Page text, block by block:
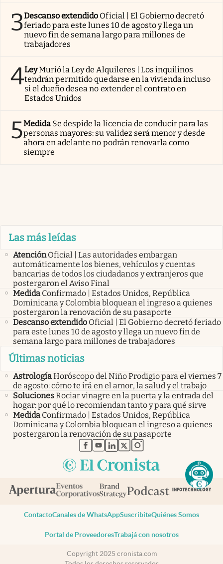
3Descanso extendido Oficial | El Gobierno decretó
feriado para este lunes 10 de agosto y llega un
nuevo fin de semana largo para millones de
trabajadores
4LeyMurió la Ley de Alquileres | Los inquilinos
tendrán permitido quedarse en la vivienda incluso
si el dueño desea no extender el contrato en
Estados Unidos
5Medida Se despide la licencia de conducir para las
personas mayores: su validez será menor y desde
ahora en adelante no podrán renovarla como
siempre
Las más leídas
Atención Oficial | Las autoridades embargan
automáticamente los bienes, vehículos y cuentas
bancarias de todos los ciudadanos y extranjeros que
postergaron el Aviso Final
Medida Confirmado | Estados Unidos, República
Dominicana y Colombia bloquean el ingreso a quienes
postergaron la renovación de su pasaporte
Descanso extendido Oficial | El Gobierno decretó feriado
para este lunes 10 de agosto y llega un nuevo fin de
semana largo para millones de trabajadores
Últimas noticias
AstrologíaHoróscopo del Niño Prodigio para el viernes 7
de agosto: cómo te irá en el amor, la salud y el trabajo
SolucionesRociar vinagre en la puerta y la entrada del
hogar: por qué lo recomiendan tanto y para qué sirve
Medida Confirmado | Estados Unidos, República
Dominicana y Colombia bloquean el ingreso a quienes
postergaron la renovación de su pasaporte
abre en nueva pestaña
abre en nueva pestaña
abre en nueva pestaña
abre en nueva pestaña
abre en nueva pestaña
ContactoCanales de WhatsAppSuscribiteQuiénes Somos
Portal de ProveedoresTrabajá con nosotros
Copyright 2025 cronista.com